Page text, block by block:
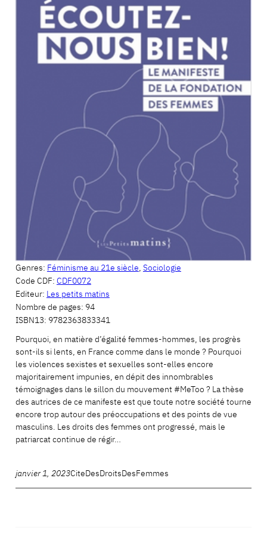
Genres: Féminisme au 21e siècle, Sociologie
Code CDF: CDF0072
Editeur: Les petits matins
Nombre de pages: 94
ISBN13: 9782363833341
Pourquoi, en matière d’égalité femmes-hommes, les progrès
sont-ils si lents, en France comme dans le monde ? Pourquoi
les violences sexistes et sexuelles sont-elles encore
majoritairement impunies, en dépit des innombrables
témoignages dans le sillon du mouvement #MeToo ? La thèse
des autrices de ce manifeste est que toute notre société tourne
encore trop autour des préoccupations et des points de vue
masculins. Les droits des femmes ont progressé, mais le
patriarcat continue de régir…
janvier 1, 2023CiteDesDroitsDesFemmes